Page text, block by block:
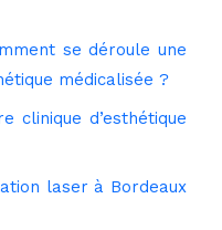
se déroule une
médicalisée ?
clinique d’esthétique
laser à Bordeaux